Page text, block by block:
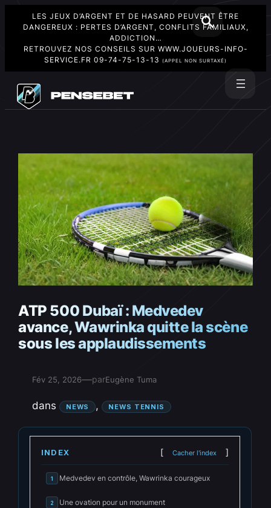
LES JEUX D’ARGENT ET DE HASARD PEUVENT ÊTRE
DANGEREUX : PERTES D’ARGENT, CONFLITS FAMILIAUX,
ADDICTION…
RETROUVEZ NOS CONSEILS SUR WWW.JOUEURS-INFO-
SERVICE.FR 09-74-75-13-13 (APPEL NON SURTAXÉ)
contenu
ATP 500 Dubaï : Medvedev
avance, Wawrinka quitte la scène
sous les applaudissements
Fév 25, 2026—parEugène Tuma
dans NEWS , NEWS TENNIS
INDEX Cacher l'index
1 Medvedev en contrôle, Wawrinka courageux
2 Une ovation pour un monument